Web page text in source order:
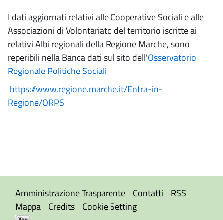
I dati aggiornati relativi alle Cooperative Sociali e alle
Associazioni di Volontariato del territorio iscritte ai
relativi Albi regionali della Regione Marche, sono
reperibili nella Banca dati sul sito dell'Osservatorio
Regionale Politiche Sociali
https://www.regione.marche.it/Entra-in-
Regione/ORPS
Amministrazione Trasparente Contatti
RSS
Mappa Credits Cookie Setting